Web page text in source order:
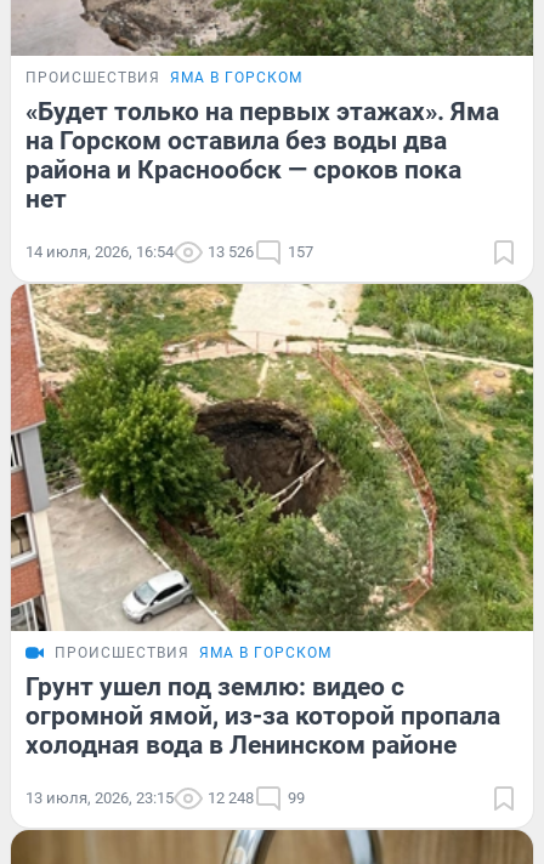
ПРОИСШЕСТВИЯ ЯМА В ГОРСКОМ
«Будет только на первых этажах». Яма
на Горском оставила без воды два
района и Краснообск — сроков пока
нет
14 июля, 2026, 16:54 13 526 157
ПРОИСШЕСТВИЯ ЯМА В ГОРСКОМ
Грунт ушел под землю: видео с
огромной ямой, из-за которой пропала
холодная вода в Ленинском районе
13 июля, 2026, 23:15 12 248 99